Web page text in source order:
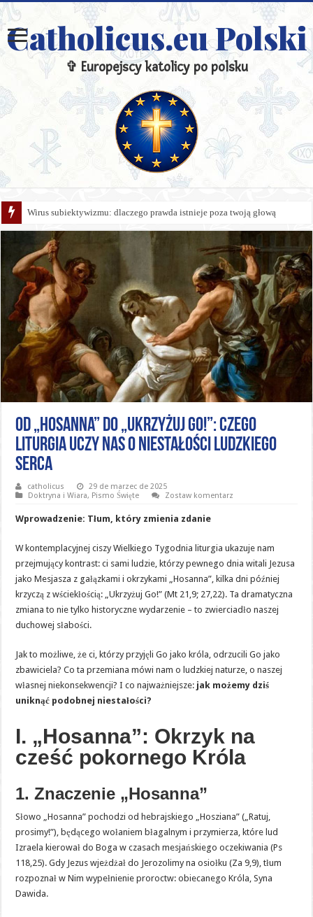
Catholicus.eu Polski
✞ Europejscy katolicy po polsku
Wirus subiektywizmu: dlaczego prawda istnieje poza twoją głową
Od „Hosanna” do „Ukrzyżuj Go!”: Czego
liturgia uczy nas o niestałości ludzkiego
serca
catholicus
29 de marzec de 2025
Doktryna i Wiara, Pismo Święte Zostaw komentarz
Wprowadzenie: Tłum, który zmienia zdanie
W kontemplacyjnej ciszy Wielkiego Tygodnia liturgia ukazuje nam
przejmujący kontrast: ci sami ludzie, którzy pewnego dnia witali Jezusa
jako Mesjasza z gałązkami i okrzykami „Hosanna”, kilka dni później
krzyczą z wściekłością: „Ukrzyżuj Go!” (Mt 21,9; 27,22). Ta dramatyczna
zmiana to nie tylko historyczne wydarzenie – to zwierciadło naszej
duchowej słabości.
Jak to możliwe, że ci, którzy przyjęli Go jako króla, odrzucili Go jako
zbawiciela? Co ta przemiana mówi nam o ludzkiej naturze, o naszej
własnej niekonsekwencji? I co najważniejsze: jak możemy dziś
uniknąć podobnej niestałości?
I. „Hosanna”: Okrzyk na
cześć pokornego Króla
1. Znaczenie „Hosanna”
Słowo „Hosanna” pochodzi od hebrajskiego „Hosziana” („Ratuj,
prosimy!”), będącego wołaniem błagalnym i przymierza, które lud
Izraela kierował do Boga w czasach mesjańskiego oczekiwania (Ps
118,25). Gdy Jezus wjeżdżał do Jerozolimy na osiołku (Za 9,9), tłum
rozpoznał w Nim wypełnienie proroctw: obiecanego Króla, Syna
Dawida.